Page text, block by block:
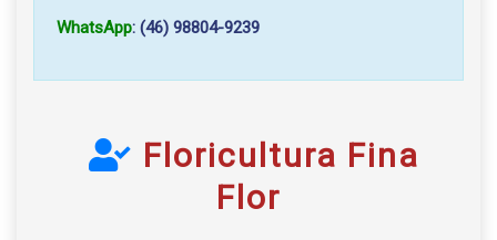
WhatsApp: (46) 98804-9239
Floricultura Fina
Flor